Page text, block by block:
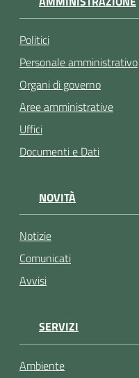
Politici
Personale amministrativo
Organi di governo
Aree amministrative
Uffici
Documenti e Dati
NOVITÀ
Notizie
Comunicati
Avvisi
SERVIZI
Ambiente